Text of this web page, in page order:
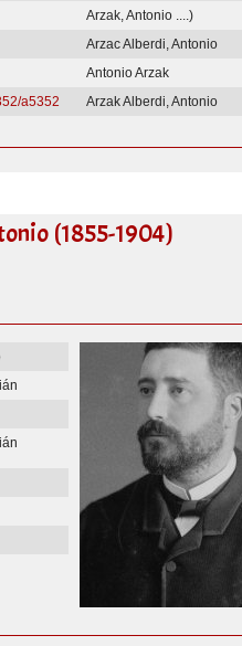
Arzak, Antonio ....)
Arzac Alberdi, Antonio
Antonio Arzak
a5352 Arzak Alberdi, Antonio
(1855-1904)